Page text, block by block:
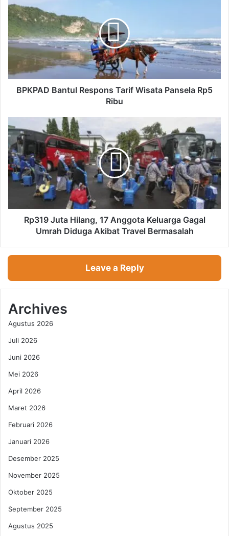
P
K
A
D
B
n
e
p
o
n
W
a
a
P
a
e
a
R
5
R
b
BPKPAD Bantul Respons Tarif Wisata Pansela Rp5
Ribu
p
3
1
9
J
a
,
7
A
n
g
o
K
l
u
r
g
G
a
U
Rp319 Juta Hilang, 17 Anggota Keluarga Gagal
Umrah Diduga Akibat Travel Bermasalah
Leave a Reply
Archives
Agustus 2026
Juli 2026
Juni 2026
Mei 2026
April 2026
Maret 2026
Februari 2026
Januari 2026
Desember 2025
November 2025
Oktober 2025
September 2025
Agustus 2025